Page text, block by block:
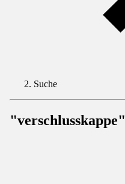
Suche
"verschlusskappe"